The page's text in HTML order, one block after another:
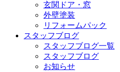
玄関ドア・窓
外壁塗装
リフォームパック
スタッフブログ
スタッフブログ一覧
スタッフブログ
お知らせ